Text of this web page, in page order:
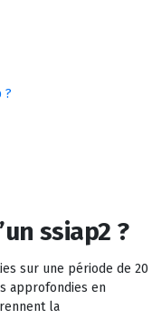
?
ssiap2 ?
sur une période de 20
approfondies en
la